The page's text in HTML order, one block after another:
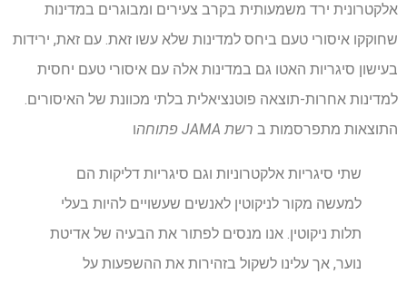
אלקטרונית ירד משמעותית בקרב צעירים ומבוגרים במדינות
שחוקקו איסורי טעם ביחס למדינות שלא עשו זאת. עם זאת, ירידות
בעישון סיגריות האטו גם במדינות אלה עם איסורי טעם יחסית
למדינות אחרות-תוצאה פוטנציאלית בלתי מכוונת של האיסורים.
התוצאות מתפרסמות ב רשת JAMA פתוחה ו
שתי סיגריות אלקטרוניות וגם סיגריות דליקות הם
למעשה מקור לניקוטין לאנשים שעשויים להיות בעלי
תלות ניקוטין. אנו מנסים לפתור את הבעיה של אדיטת
נוער, אך עלינו לשקול בזהירות את ההשפעות על